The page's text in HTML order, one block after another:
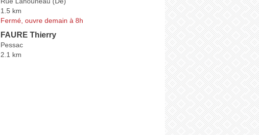
1.5 km
Fermé, ouvre demain à 8h
FAURE Thierry
Pessac
2.1 km